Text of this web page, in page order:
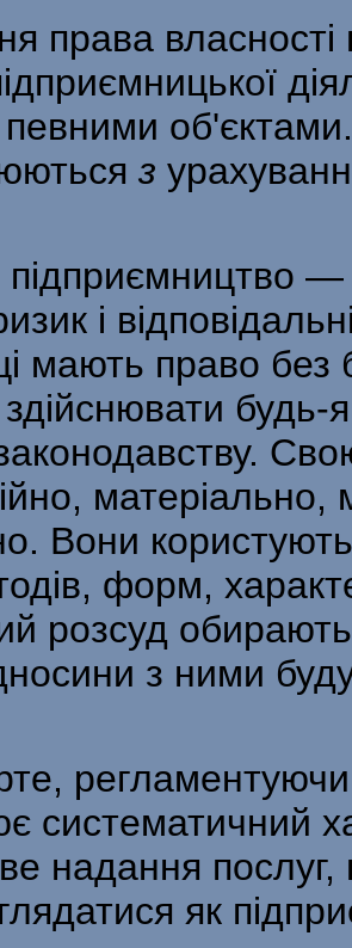
права
з
і
мають право
будь-
Во­ни
форм,
розсуд обирають
з ними
систематичний
надання послуг,
як